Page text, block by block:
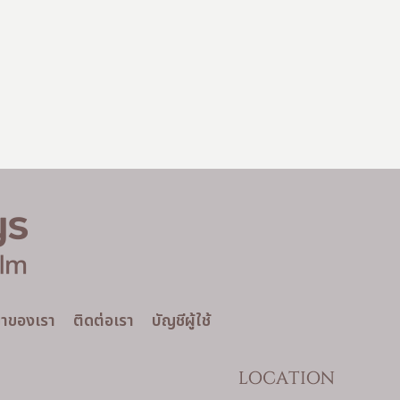
ของเรา ติดต่อเรา บัญชีผู้ใช้
LOCATION